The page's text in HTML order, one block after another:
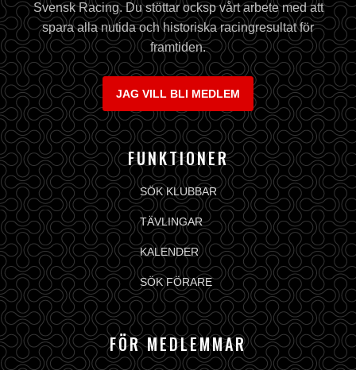
Svensk Racing. Du stöttar ocksp vårt arbete med att
spara alla nutida och historiska racingresultat för
framtiden.
JAG VILL BLI MEDLEM
FUNKTIONER
SÖK KLUBBAR
TÄVLINGAR
KALENDER
SÖK FÖRARE
FÖR MEDLEMMAR